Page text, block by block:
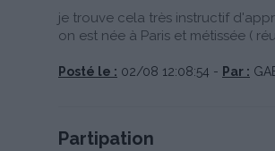
je trouve cela très instructif
on est née à Paris et métissée (
Posté le : 02/08 12:08:54 - Par :
Partipation